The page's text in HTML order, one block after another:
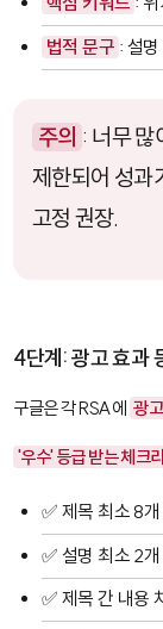
법적 문구 : 설
주의 : 너무 많
제한되어 성과
고정 권장.
4단계: 광고 효과
구글은 각 RSA에 광
'우수' 등급 받는 체크
✅ 제목 최소 8
✅ 설명 최소 2
✅ 제목 간 내용